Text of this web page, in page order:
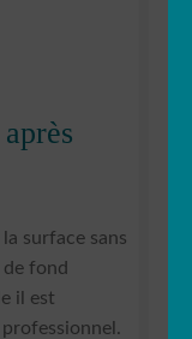
surface sans
fond
il est